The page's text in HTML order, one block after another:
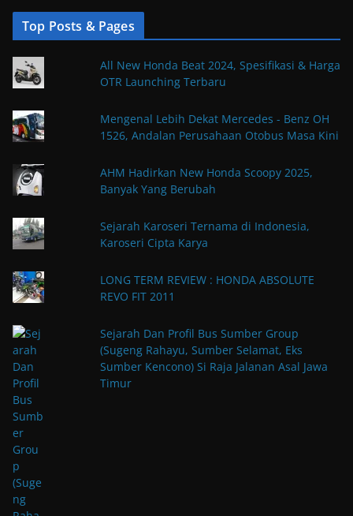
Top Posts & Pages
All New Honda Beat 2024, Spesifikasi & Harga
OTR Launching Terbaru
Mengenal Lebih Dekat Mercedes - Benz OH
1526, Andalan Perusahaan Otobus Masa Kini
AHM Hadirkan New Honda Scoopy 2025,
Banyak Yang Berubah
Sejarah Karoseri Ternama di Indonesia,
Karoseri Cipta Karya
LONG TERM REVIEW : HONDA ABSOLUTE
REVO FIT 2011
Sejarah Dan Profil Bus Sumber Group
(Sugeng Rahayu, Sumber Selamat, Eks
Sumber Kencono) Si Raja Jalanan Asal Jawa
Timur